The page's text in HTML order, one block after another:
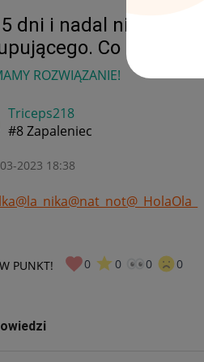
dni i nadal niemam
Co moimi
ROZWIĄZANIE!
Triceps218
#8 Zapaleniec
2023 18:38
@la_nika@nat_not@_HolaOla_
W PUNKT! 0 0 0 0